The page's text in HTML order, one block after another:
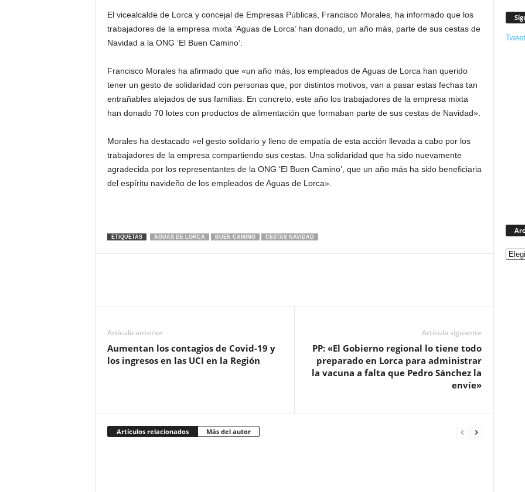
El vicealcalde de Lorca y concejal de Empresas Públicas, Francisco Morales, ha informado que los
trabajadores de la empresa mixta ‘Aguas de Lorca’ han donado, un año más, parte de sus cestas de
Navidad a la ONG ‘El Buen Camino’.
Francisco Morales ha afirmado que «un año más, los empleados de Aguas de Lorca han querido
tener un gesto de solidaridad con personas que, por distintos motivos, van a pasar estas fechas tan
entrañables alejados de sus familias. En concreto, este año los trabajadores de la empresa mixta
han donado 70 lotes con productos de alimentación que formaban parte de sus cestas de Navidad».
Morales ha destacado «el gesto solidario y lleno de empatía de esta acción llevada a cabo por los
trabajadores de la empresa compartiendo sus cestas. Una solidaridad que ha sido nuevamente
agradecida por los representantes de la ONG ‘El Buen Camino’, que un año más ha sido beneficiaria
del espíritu navideño de los empleados de Aguas de Lorca».
ETIQUETAS AGUAS DE LORCA BUEN CAMINO CESTAS NAVIDAD
Artículo anterior
Aumentan los contagios de Covid-19 y
los ingresos en las UCI en la Región
Artículo siguiente
PP: «El Gobierno regional lo tiene todo
preparado en Lorca para administrar
la vacuna a falta que Pedro Sánchez la
envíe»
Artículos relacionados Más del autor